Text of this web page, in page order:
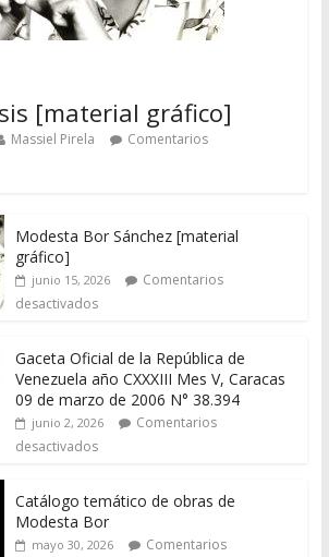
[material gráfico]
Massiel Pirela
Comentarios
Modesta Bor Sánchez [material
gráfico]
junio 15, 2026
Comentarios
desactivados
Gaceta Oficial de la República de
Venezuela año CXXXIII Mes V, Caracas
09 de marzo de 2006 N° 38.394
junio 2, 2026
Comentarios
desactivados
Catálogo temático de obras de
Modesta Bor
mayo 30, 2026
Comentarios